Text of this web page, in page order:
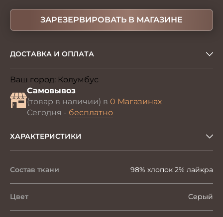
ЗАРЕЗЕРВИРОВАТЬ В МАГАЗИНЕ
ДОСТАВКА И ОПЛАТА
Ваш город: Колумбус
Самовывоз
(товар в наличии) в 0 Магазинах
Сегодня - бесплатно
ХАРАКТЕРИСТИКИ
Состав ткани 98% хлопок 2% лайкра
Цвет Серый